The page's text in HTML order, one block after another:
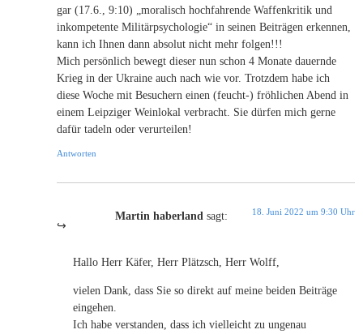
gar (17.6., 9:10) „moralisch hochfahrende Waffenkritik und
inkompetente Militärpsychologie“ in seinen Beiträgen erkennen,
kann ich Ihnen dann absolut nicht mehr folgen!!!
Mich persönlich bewegt dieser nun schon 4 Monate dauernde
Krieg in der Ukraine auch nach wie vor. Trotzdem habe ich
diese Woche mit Besuchern einen (feucht-) fröhlichen Abend in
einem Leipziger Weinlokal verbracht. Sie dürfen mich gerne
dafür tadeln oder verurteilen!
Antworten
Martin haberland sagt: 18. Juni 2022 um 9:30 Uhr
Hallo Herr Käfer, Herr Plätzsch, Herr Wolff,
vielen Dank, dass Sie so direkt auf meine beiden Beiträge
eingehen.
Ich habe verstanden, dass ich vielleicht zu ungenau